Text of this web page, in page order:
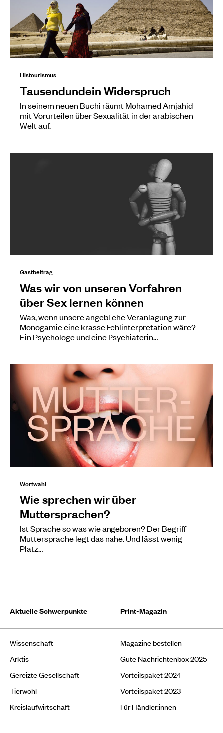
Histourismus
Tausendundein Widerspruch
In seinem neuen Buchi räumt Mohamed Amjahid
mit Vorurteilen über Sexualität in der arabischen
Welt auf.
Gastbeitrag
Was wir von unseren Vorfahren
über Sex lernen können
Was, wenn unsere angebliche Veranlagung zur
Monogamie eine krasse Fehlinterpretation wäre?
Ein Psychologe und eine Psychiaterin…
Wortwahl
Wie sprechen wir über
Muttersprachen?
Ist Sprache so was wie angeboren? Der Begriff
Muttersprache legt das nahe. Und lässt wenig
Platz…
Aktuelle Schwerpunkte
Wissenschaft
Arktis
Gereizte Gesellschaft
Tierwohl
Kreislaufwirtschaft
Print-Magazin
Magazine bestellen
Gute Nachrichtenbox 2025
Vorteilspaket 2024
Vorteilspaket 2023
Für Händler:innen